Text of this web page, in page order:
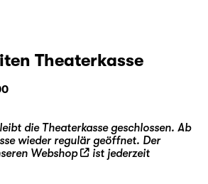
Theaterkasse
die Theaterkasse geschlossen. Ab
wieder regulär geöffnet. Der
Webshop
ist jederzeit